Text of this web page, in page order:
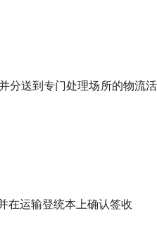
分送到专门处理场所的物流活
在运输登统本上确认签收